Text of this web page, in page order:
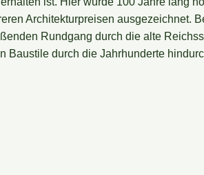
Architekturpreisen ausgezeichnet.
Rundgang durch die alte
durch die Jahrhunderte